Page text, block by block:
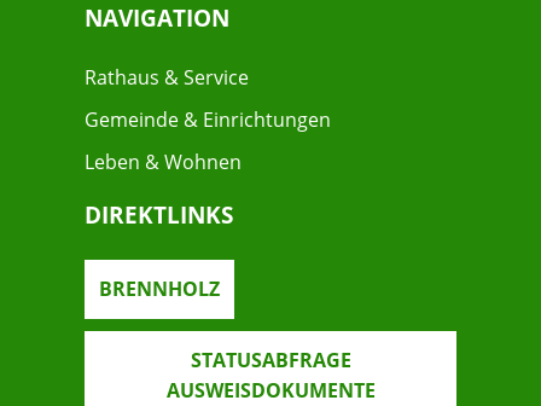
NAVIGATION
Rathaus & Service
Gemeinde & Einrichtungen
Leben & Wohnen
DIREKTLINKS
BRENNHOLZ
STATUSABFRAGE
AUSWEISDOKUMENTE